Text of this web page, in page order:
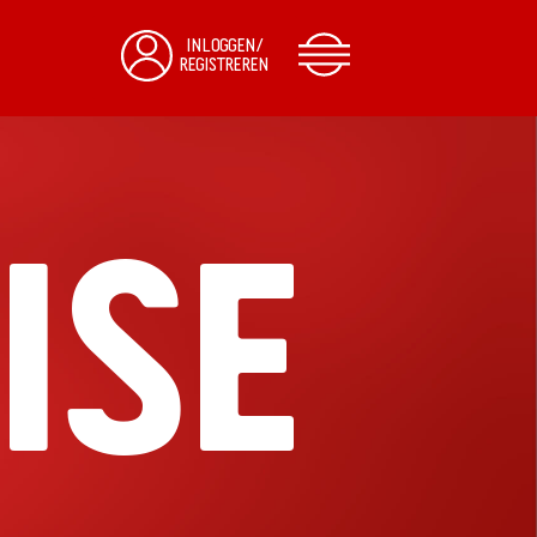
INLOGGEN/
REGISTREREN